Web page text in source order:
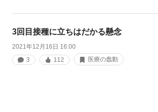
3回目接種に立ちはだかる懸念
2021年12月16日 16:00
3
112 医療の蠢動